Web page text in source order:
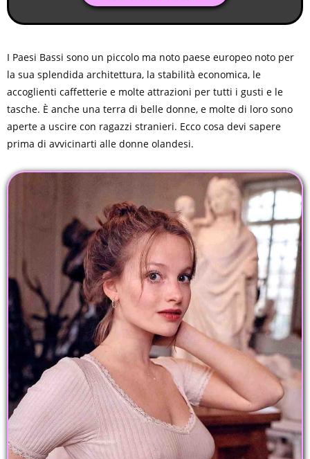
I Paesi Bassi sono un piccolo ma noto paese europeo noto per
la sua splendida architettura, la stabilità economica, le
accoglienti caffetterie e molte attrazioni per tutti i gusti e le
tasche. È anche una terra di belle donne, e molte di loro sono
aperte a uscire con ragazzi stranieri. Ecco cosa devi sapere
prima di avvicinarti alle donne olandesi.